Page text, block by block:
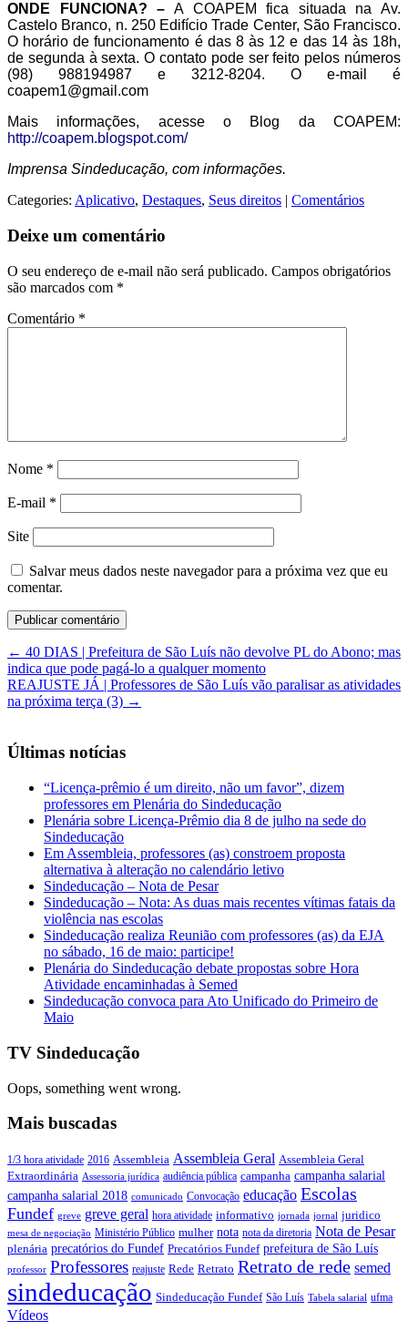
ONDE FUNCIONA? – A COAPEM fica situada na Av.
Castelo Branco, n. 250 Edifício Trade Center, São Francisco.
O horário de funcionamento é das 8 às 12 e das 14 às 18h,
de segunda à sexta. O contato pode ser feito pelos números
(98) 988194987 e 3212-8204. O e-mail é
coapem1@gmail.com
Mais informações, acesse o Blog da COAPEM:
http://coapem.blogspot.com/
Imprensa Sindeducação, com informações.
Categories: Aplicativo, Destaques, Seus direitos | Comentários
Deixe um comentário
O seu endereço de e-mail não será publicado. Campos obrigatórios
são marcados com *
Comentário *
Nome *
E-mail *
Site
Salvar meus dados neste navegador para a próxima vez que eu
comentar.
← 40 DIAS | Prefeitura de São Luís não devolve PL do Abono; mas
indica que pode pagá-lo a qualquer momento
REAJUSTE JÁ | Professores de São Luís vão paralisar as atividades
na próxima terça (3) →
Últimas notícias
“Licença-prêmio é um direito, não um favor”, dizem
professores em Plenária do Sindeducação
Plenária sobre Licença-Prêmio dia 8 de julho na sede do
Sindeducação
Em Assembleia, professores (as) constroem proposta
alternativa à alteração no calendário letivo
Sindeducação – Nota de Pesar
Sindeducação – Nota: As duas mais recentes vítimas fatais da
violência nas escolas
Sindeducação realiza Reunião com professores (as) da EJA
no sábado, 16 de maio: participe!
Plenária do Sindeducação debate propostas sobre Hora
Atividade encaminhadas à Semed
Sindeducação convoca para Ato Unificado do Primeiro de
Maio
TV Sindeducação
Oops, something went wrong.
Mais buscadas
1/3 hora atividade 2016 Assembleia Assembleia Geral Assembleia Geral
Extraordinária Assessoria jurídica audiência pública campanha campanha salarial
campanha salarial 2018 comunicado Convocação educação Escolas
Fundef greve greve geral hora atividade informativo jornada jornal juridico
mesa de negociação Ministério Público mulher nota nota da diretoria Nota de Pesar
plenária precatórios do Fundef Precatórios Fundef prefeitura de São Luís
professor Professores reajuste Rede Retrato Retrato de rede semed
sindeducação Sindeducação Fundef São Luís Tabela salarial ufma
Vídeos